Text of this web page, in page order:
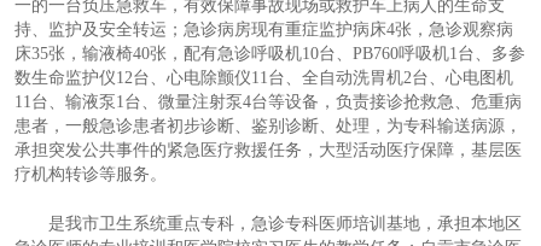
一的一台负压急救车，有效保障事故现场或救护车上病人的生命支
持、监护及安全转运；急诊病房现有重症监护病床4张，急诊观察病
床35张，输液椅40张，配有急诊呼吸机10台、PB760呼吸机1台、多参
数生命监护仪12台、心电除颤仪11台、全自动洗胃机2台、心电图机
11台、输液泵1台、微量注射泵4台等设备，负责接诊抢救急、危重病
患者，一般急诊患者初步诊断、鉴别诊断、处理，为专科输送病源，
承担突发公共事件的紧急医疗救援任务，大型活动医疗保障，基层医
疗机构转诊等服务。
是我市卫生系统重点专科，急诊专科医师培训基地，承担本地区